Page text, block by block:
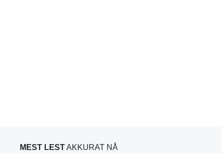
MEST LESTAKKURAT NÅ